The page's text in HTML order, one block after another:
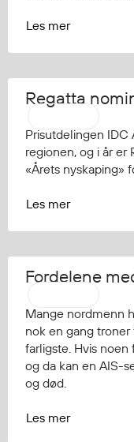
Les mer
Regatta
Prisutdelingen IDC
regionen, og i år er
«Årets nyskaping»
Les mer
Fordelene
Mange nordmenn
nok en gang
farligste. Hvis
og da kan en AIS-
og død.
Les mer